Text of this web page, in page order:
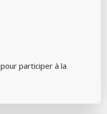
pour participer à la